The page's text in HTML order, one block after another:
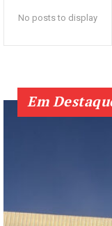
No posts to display
Em